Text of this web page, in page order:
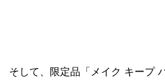
そして、限定品「メイク キープ